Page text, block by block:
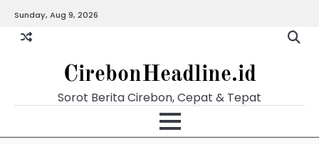
content
Sunday, Aug 9, 2026
CirebonHeadline.id
Sorot Berita Cirebon, Cepat & Tepat